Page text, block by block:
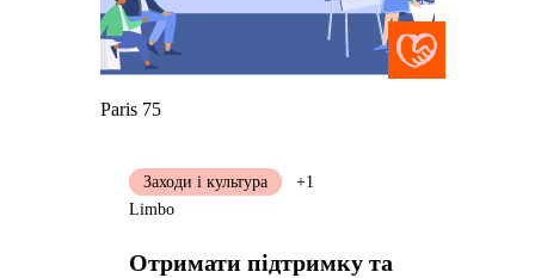
Paris 75
Отримати підтримку та
Заходи і культура
+1
Limbo